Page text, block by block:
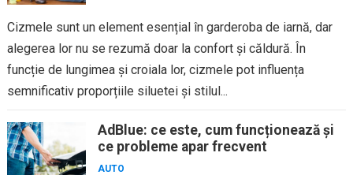
Cizmele sunt un element esențial în garderoba de iarnă, dar
alegerea lor nu se rezumă doar la confort și căldură. În
funcție de lungimea și croiala lor, cizmele pot influența
semnificativ proporțiile siluetei și stilul...
AdBlue: ce este, cum funcționează și
ce probleme apar frecvent
AUTO